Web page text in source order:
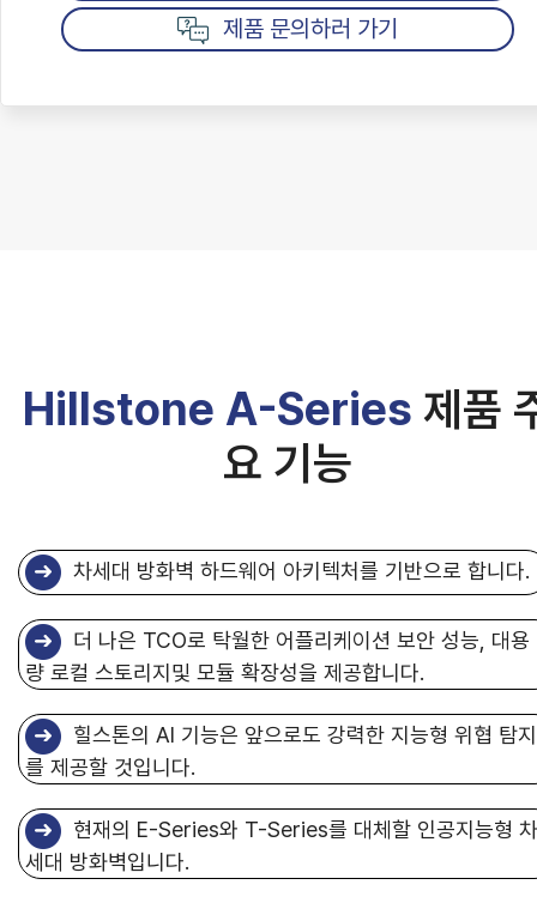
제품 문의하러 가기
Hillstone A-Series 제품
요 기능
차세대 방화벽 하드웨어 아키텍처를 기반으로 합니다.
더 나은 TCO로 탁월한 어플리케이션 보안 성능, 대용
량 로컬 스토리지및 모듈 확장성을 제공합니다.
힐스톤의 AI 기능은 앞으로도 강력한 지능형 위협 탐지
를 제공할 것입니다.
현재의 E-Series와 T-Series를 대체할 인공지능형 차
세대 방화벽입니다.